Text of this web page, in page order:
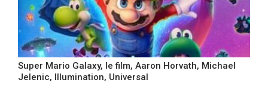
Super Mario Galaxy, le film, Aaron Horvath, Michael
Jelenic, Illumination, Universal